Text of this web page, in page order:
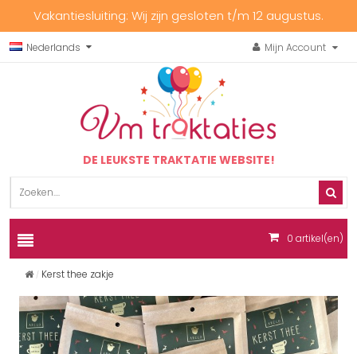
Vakantiesluiting: Wij zijn gesloten t/m 12 augustus.
Nederlands Mijn Account
DE LEUKSTE TRAKTATIE WEBSITE!
0 artikel(en)
Kerst thee zakje